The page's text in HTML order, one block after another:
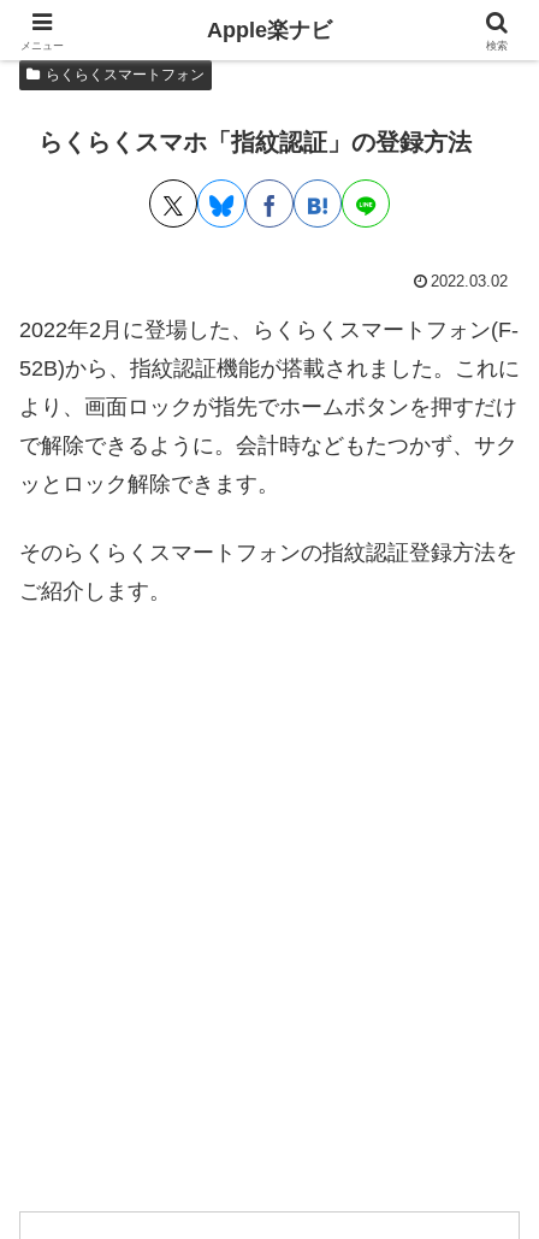
らくらくスマートフォン
らくらくスマホ「指紋認証」の登録方法
2022.03.02
2022年2月に登場した、らくらくスマートフォン(F-
52B)から、指紋認証機能が搭載されました。これに
より、画面ロックが指先でホームボタンを押すだけ
で解除できるように。会計時などもたつかず、サク
ッとロック解除できます。
そのらくらくスマートフォンの指紋認証登録方法を
ご紹介します。
メニュー
Apple楽ナビ
検索